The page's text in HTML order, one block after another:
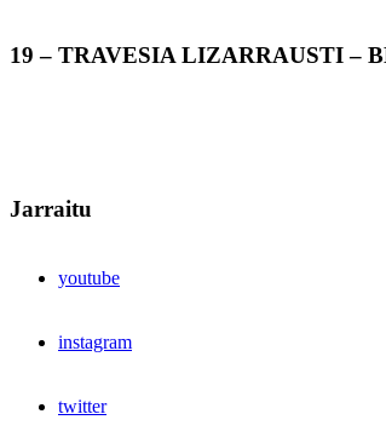
19 – TRAVESIA LIZARRAUSTI –
Jarraitu
youtube
instagram
twitter